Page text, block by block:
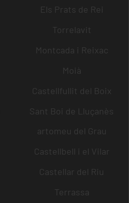
Els Prats de Rei
Torrelavit
Montcada i Reixac
Moià
Castellfullit del Boix
Sant Boi de Lluçanès
artomeu del Grau
Castellbell i el Vilar
Castellar del Riu
Terrassa